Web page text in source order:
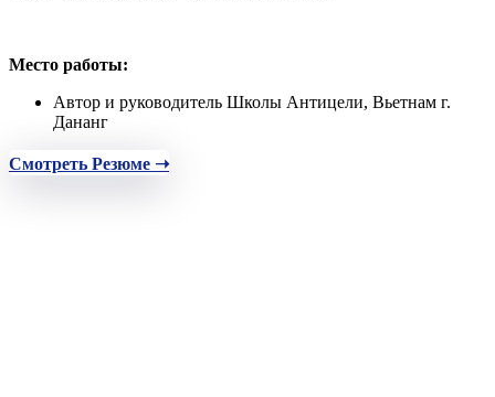
Место работы:
Автор и руководитель Школы Антицели, Вьетнам г.
Дананг
Смотреть Резюме ➝